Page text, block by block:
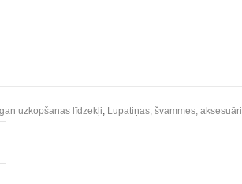
uzkopšanas līdzekļi Lupatiņas, švammes, aksesuāri